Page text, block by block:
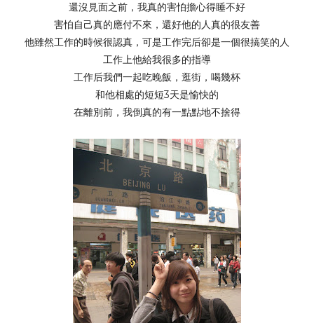
還沒見面之前，我真的害怕擔心得睡不好
害怕自己真的應付不來，還好他的人真的很友善
他雖然工作的時候很認真，可是工作完后卻是一個很搞笑的人
工作上他給我很多的指導
工作后我們一起吃晚飯，逛街，喝幾杯
和他相處的短短3天是愉快的
在離別前，我倒真的有一點點地不捨得